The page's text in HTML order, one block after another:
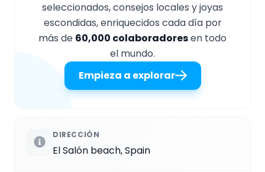
seleccionados, consejos locales y joyas
escondidas, enriquecidos cada día por
más de 60,000 colaboradoresen todo
el mundo.
Empieza a explorar
DIRECCIÓN
El Salón beach, Spain